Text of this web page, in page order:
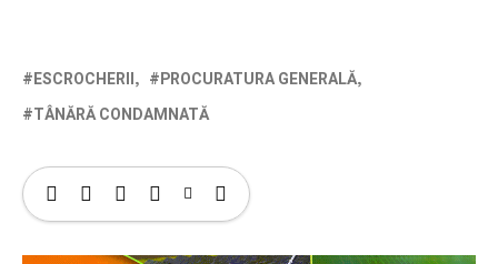
ESCROCHERII
PROCURATURA GENERALĂ
TÂNĂRĂ CONDAMNATĂ